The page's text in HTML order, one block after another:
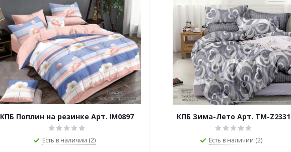
КПБ Поплин на резинке Арт. IM0897
Есть в наличии (2)
КПБ Зима-Лето Арт. TM-Z2331
Есть в наличии (2)